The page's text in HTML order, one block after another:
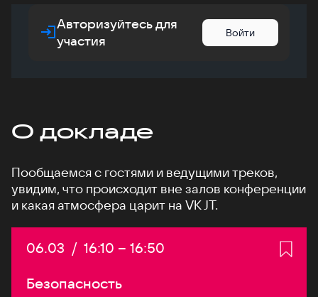
Авторизуйтесь для
участия
Войти
О докладе
Пообщаемся с гостями и ведущими треков,
увидим, что происходит вне залов конференции
и какая атмосфера царит на VK JT.
Дата:
06.03 / Начало:
16:10 – Конец:
16:50
Безопасность